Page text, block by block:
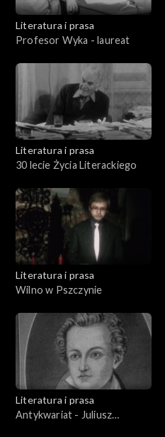
Literatura i prasa
Profesor Wyka - laureat
Literatura i prasa
30 lecie Życia Literackiego
Literatura i prasa
Wilno w Pszczynie
Literatura i prasa
Antykwariat - Juliusz